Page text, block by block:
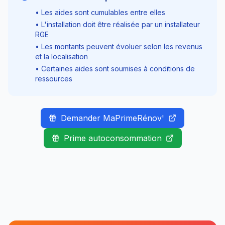
• Les aides sont cumulables entre elles
• L'installation doit être réalisée par un installateur
RGE
• Les montants peuvent évoluer selon les revenus
et la localisation
• Certaines aides sont soumises à conditions de
ressources
Demander MaPrimeRénov'
Prime autoconsommation